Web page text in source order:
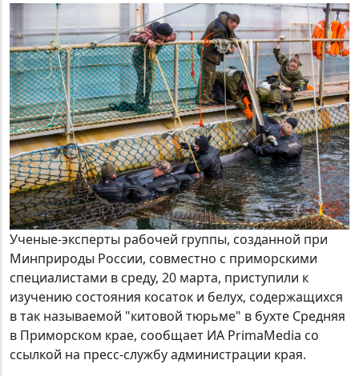
Ученые-эксперты рабочей группы, созданной при
Минприроды России, совместно с приморскими
специалистами в среду, 20 марта, приступили к
изучению состояния косаток и белух, содержащихся
в так называемой "китовой тюрьме" в бухте Средняя
в Приморском крае, сообщает ИА PrimaMedia со
ссылкой на пресс-службу администрации края.